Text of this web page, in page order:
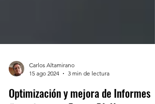
Carlos Altamirano